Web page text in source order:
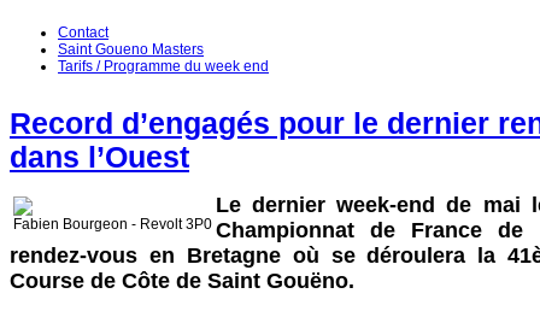
Contact
Saint Goueno Masters
Tarifs / Programme du week end
Record d’engagés pour le dernier
dans l’Ouest
Fabien Bourgeon - Revolt 3P0
Le dernier week-end de mai
Championnat de France de
rendez-vous en Bretagne où se déroulera la
Course de Côte de Saint Gouëno.